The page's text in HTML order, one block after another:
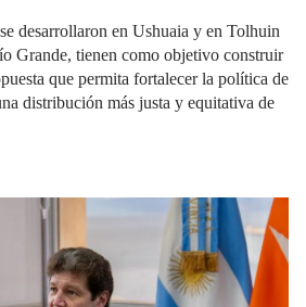
desarrollaron en Ushuaia y en Tolhuin
Grande, tienen como objetivo construir
que permita fortalecer la política de
distribución más justa y equitativa de